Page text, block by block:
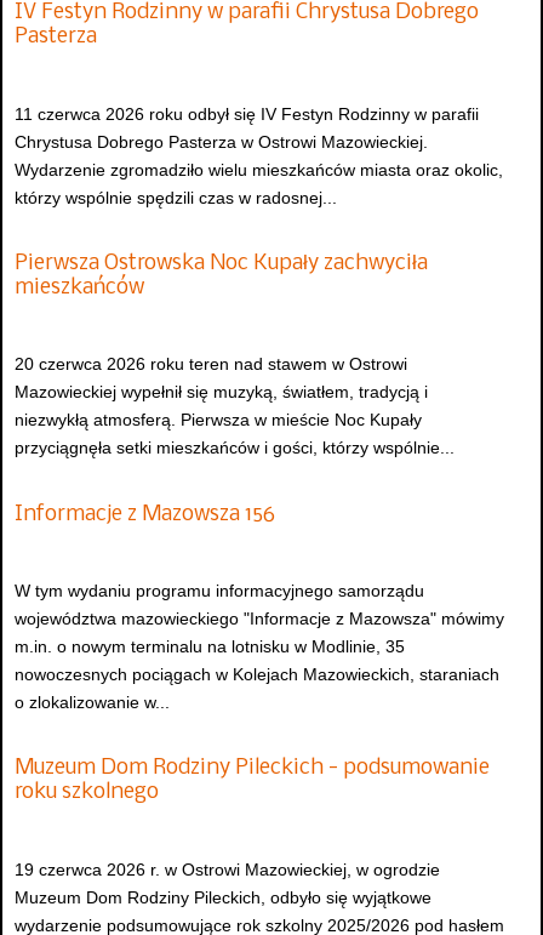
IV Festyn Rodzinny w parafii Chrystusa Dobrego
Pasterza
11 czerwca 2026 roku odbył się IV Festyn Rodzinny w parafii
Chrystusa Dobrego Pasterza w Ostrowi Mazowieckiej.
Wydarzenie zgromadziło wielu mieszkańców miasta oraz okolic,
którzy wspólnie spędzili czas w radosnej...
Pierwsza Ostrowska Noc Kupały zachwyciła
mieszkańców
20 czerwca 2026 roku teren nad stawem w Ostrowi
Mazowieckiej wypełnił się muzyką, światłem, tradycją i
niezwykłą atmosferą. Pierwsza w mieście Noc Kupały
przyciągnęła setki mieszkańców i gości, którzy wspólnie...
Informacje z Mazowsza 156
W tym wydaniu programu informacyjnego samorządu
województwa mazowieckiego "Informacje z Mazowsza" mówimy
m.in. o nowym terminalu na lotnisku w Modlinie, 35
nowoczesnych pociągach w Kolejach Mazowieckich, staraniach
o zlokalizowanie w...
Muzeum Dom Rodziny Pileckich - podsumowanie
roku szkolnego
19 czerwca 2026 r. w Ostrowi Mazowieckiej, w ogrodzie
Muzeum Dom Rodziny Pileckich, odbyło się wyjątkowe
wydarzenie podsumowujące rok szkolny 2025/2026 pod hasłem